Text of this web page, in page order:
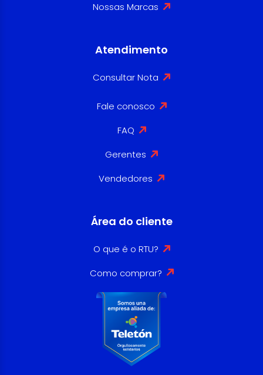
Nossas Marcas
Atendimento
Consultar Nota
Fale conosco
FAQ
Gerentes
Vendedores
Área do cliente
O que é o RTU?
Como comprar?